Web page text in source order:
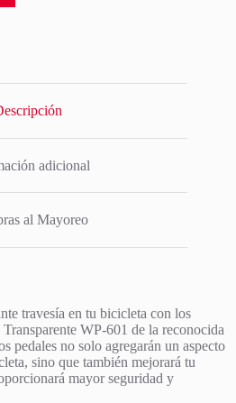
adicional
al Mayoreo
travesía en tu bicicleta con los
WP-601 de la reconocida
no solo agregarán un aspecto
sino que también mejorará tu
mayor seguridad y